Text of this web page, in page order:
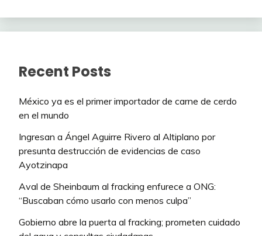
Recent Posts
México ya es el primer importador de carne de cerdo
en el mundo
Ingresan a Ángel Aguirre Rivero al Altiplano por
presunta destrucción de evidencias de caso
Ayotzinapa
Aval de Sheinbaum al fracking enfurece a ONG:
“Buscaban cómo usarlo con menos culpa”
Gobierno abre la puerta al fracking; prometen cuidado